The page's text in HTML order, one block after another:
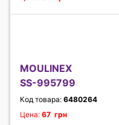
MOULINEX
SS-995799
Код товара: 6480264
Цена: 67 грн